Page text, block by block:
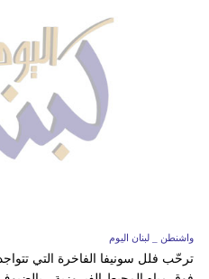
واشنطن _ لبنان اليوم
ترحّب فلل سونيفا الفاخرة التي تتواجد